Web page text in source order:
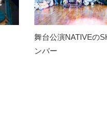
舞台公演NATIVEの
ンバー